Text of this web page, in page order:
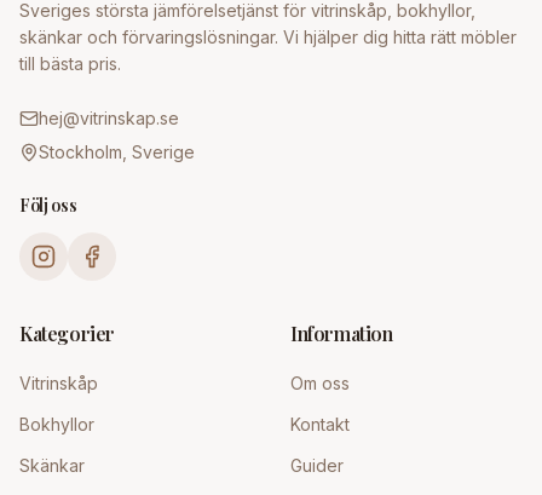
Sveriges största jämförelsetjänst för vitrinskåp, bokhyllor,
skänkar och förvaringslösningar. Vi hjälper dig hitta rätt möbler
till bästa pris.
hej@vitrinskap.se
Stockholm, Sverige
Följ oss
Kategorier
Vitrinskåp
Bokhyllor
Skänkar
Information
Om oss
Kontakt
Guider